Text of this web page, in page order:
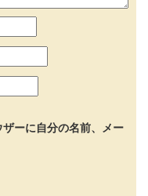
ーに自分の名前、メー